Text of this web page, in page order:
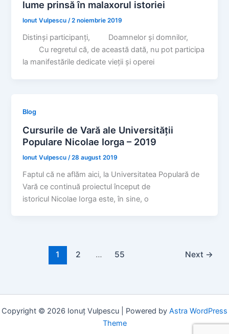
lume prinsă în malaxorul istoriei
Ionut Vulpescu/2 noiembrie 2019
Distinși participanți, Doamnelor și domnilor,
Cu regretul că, de această dată, nu pot participa
la manifestările dedicate vieții și operei
Blog
Cursurile de Vară ale Universității
Populare Nicolae Iorga – 2019
Ionut Vulpescu /28 august 2019
Faptul că ne aflăm aici, la Universitatea Populară de
Vară ce continuă proiectul început de
istoricul Nicolae Iorga este, în sine, o
1 2 … 55 Next →
Copyright © 2026 Ionuț Vulpescu | Powered by Astra WordPress
Theme